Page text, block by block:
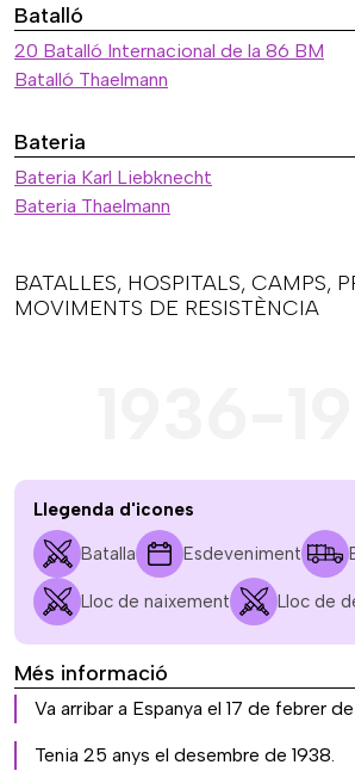
Batalló
20 Batalló Internacional de la 86 BM
Batalló Thaelmann
Bateria
Bateria Karl Liebknecht
Bateria Thaelmann
BATALLES, HOSPITALS, CAMPS,
MOVIMENTS DE RESISTÈNCIA
Llegenda d'icones
Batalla Esdeveniment
Lloc de naixement Lloc de
Més informació
Va arribar a Espanya el 17 de febrer de
Tenia 25 anys el desembre de 1938.